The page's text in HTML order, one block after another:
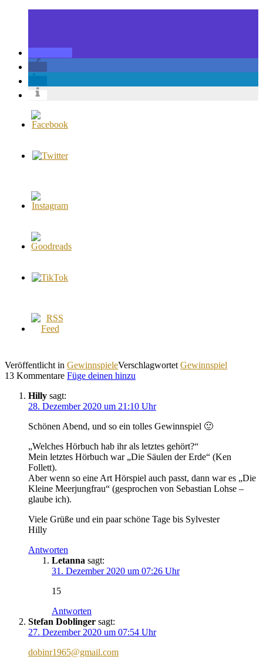
Veröffentlicht in GewinnspieleVerschlagwortet Gewinnspiel
13 Kommentare Füge deinen hinzu
Hilly sagt:
28. Dezember 2020 um 21:10 Uhr
Schönen Abend, und so ein tolles Gewinnspiel 🙂
„Welches Hörbuch hab ihr als letztes gehört?“
Mein letztes Hörbuch war „Die Säulen der Erde“ (Ken
Follett).
Aber wenn so eine Art Hörspiel auch passt, dann war es „Die
Kleine Meerjungfrau“ (gesprochen von Sebastian Lohse –
glaube ich).
Viele Grüße und ein paar schöne Tage bis Sylvester
Hilly
Antworten
Letanna sagt:
31. Dezember 2020 um 07:26 Uhr
15
Antworten
Stefan Doblinger sagt:
27. Dezember 2020 um 07:54 Uhr
dobinr1965@gmail.com